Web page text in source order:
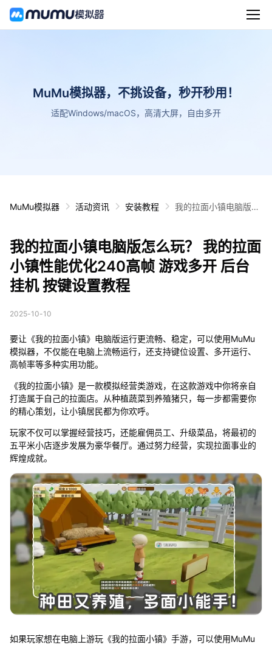
MuMu模拟器，不挑设备，秒开秒用！
适配Windows/macOS，高清大屏，自由多开
MuMu模拟器 活动资讯 安装教程
我的拉面小镇电脑版怎
开 后台挂机 按键设置
教程
我的拉面小镇电脑版怎么玩？ 我的拉面
小镇性能优化240高帧 游戏多开 后台
挂机 按键设置教程
2025-10-10
要让《我的拉面小镇》电脑版运行更流畅、稳定，可以使用MuMu
模拟器，不仅能在电脑上流畅运行，还支持键位设置、多开运行、
高帧率等多种实用功能。
《我的拉面小镇》是一款模拟经营类游戏，在这款游戏中你将亲自
打造属于自己的拉面店。从种植蔬菜到养殖猪只，每一步都需要你
的精心策划，让小镇居民都为你欢呼。
玩家不仅可以掌握经营技巧，还能雇佣员工、升级菜品，将最初的
五平米小店逐步发展为豪华餐厅。通过努力经营，实现拉面事业的
辉煌成就。
如果玩家想在电脑上游玩《我的拉面小镇》手游，可以使用MuMu